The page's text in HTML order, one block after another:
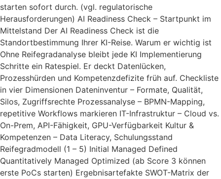
starten sofort durch. (vgl. regulatorische
Herausforderungen) AI Readiness Check – Startpunkt im
Mittelstand Der AI Readiness Check ist die
Standortbestimmung Ihrer KI-Reise. Warum er wichtig ist
Ohne Reifegradanalyse bleibt jede KI Implementierung
Schritte ein Ratespiel. Er deckt Datenlücken,
Prozesshürden und Kompetenzdefizite früh auf. Checkliste
in vier Dimensionen Dateninventur – Formate, Qualität,
Silos, Zugriffsrechte Prozessanalyse – BPMN-Mapping,
repetitive Workflows markieren IT-Infrastruktur – Cloud vs.
On-Prem, API-Fähigkeit, GPU-Verfügbarkeit Kultur &
Kompetenzen – Data Literacy, Schulungsstand
Reifegradmodell (1 – 5) Initial Managed Defined
Quantitatively Managed Optimized (ab Score 3 können
erste PoCs starten) Ergebnisartefakte SWOT-Matrix der